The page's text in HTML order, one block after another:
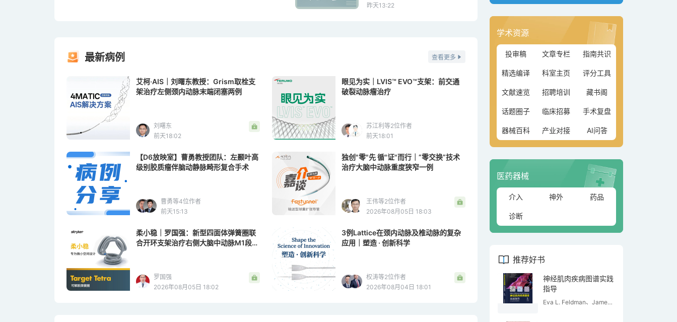
昨天13:22
最新病例 查看更多
艾柯·AIS｜刘曙东教授：Grism取栓支
架治疗左侧颈内动脉末端闭塞两例
刘曙东
前天18:02
眼见为实｜LVIS™ EVO™支架：前交通
破裂动脉瘤治疗
苏江利等2位作者
前天18:01
【D6放映室】曹勇教授团队：左颞叶高
级别胶质瘤伴脑动静脉畸形复合手术
曹勇等4位作者
前天15:13
独创"零"先 循"证"而行｜“零交换”技术
治疗大脑中动脉重度狭窄一例
王伟等2位作者
2026年08月05日 18:03
柔小稳｜罗国强：新型四面体弹簧圈联
合开环支架治疗右侧大脑中动脉M1段动
罗国强
2026年08月05日 18:02
3例Lattice在颈内动脉及椎动脉的复杂
应用｜塑造 · 创新科学
权涛等2位作者
2026年08月04日 18:01
学术资源
投审稿 文章专栏 指南共识
精选编译 科室主页 评分工具
文献速览 招聘培训 藏书阁
话题圈子 临床招募 手术复盘
器械百科 产业对接 AI问答
医药器械
介入 神外 药品
诊断
推荐好书
神经肌肉疾病图谱实践
指导
Eva L. Feldman、James